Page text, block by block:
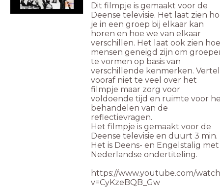
Dit filmpje is gemaakt voor de
Deense televisie. Het laat zien
je in een groep bij elkaar kan
horen en hoe we van elkaar
verschillen. Het laat ook zien hoe
mensen geneigd zijn om
te vormen op basis van
verschillende kenmerken. Vertel
vooraf niet te veel over het
filmpje maar zorg voor
voldoende tijd en ruimte voor
behandelen van de
reflectievragen.
Het filmpje is gemaakt voor de
Deense televisie en duurt 3 min.
Het is Deens- en Engelstalig met
Nederlandse ondertiteling.
https://www.youtube.com/
v=CyKzeBQB_Gw